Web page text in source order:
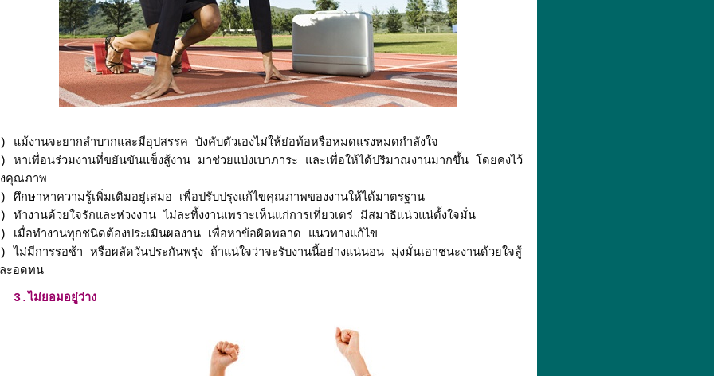
แม้งานจะยากลำบากและมีอุปสรรค บังคับตัวเองไม่ให้ย่อท้อหรือหมดแรงหมดกำลังใจ
หาเพื่อนร่วมงานที่ขยันขันแข็งสู้งาน มาช่วยแบ่งเบาภาระ และเพื่อให้ได้ปริมาณงานมากขึ้น โดยคงไว้
คุณภาพ
ศึกษาหาความรู้เพิ่มเติมอยู่เสมอ เพื่อปรับปรุงแก้ไขคุณภาพของงานให้ได้มาตรฐาน
ทำงานด้วยใจรักและห่วงงาน ไม่ละทิ้งงานเพราะเห็นแก่การเที่ยวเตร่ มีสมาธิแน่วแน่ตั้งใจมั่น
เมื่อทำงานทุกชนิดต้องประเมินผลงาน เพื่อหาข้อผิดพลาด แนวทางแก้ไข
ไม่มีการรอช้า หรือผลัดวันประกันพรุ่ง ถ้าแน่ใจว่าจะรับงานนี้อย่างแน่นอน มุ่งมั่นเอาชนะงานด้วยใจสู้
ะอดทน
3.ไม่ยอมอยู่ว่าง